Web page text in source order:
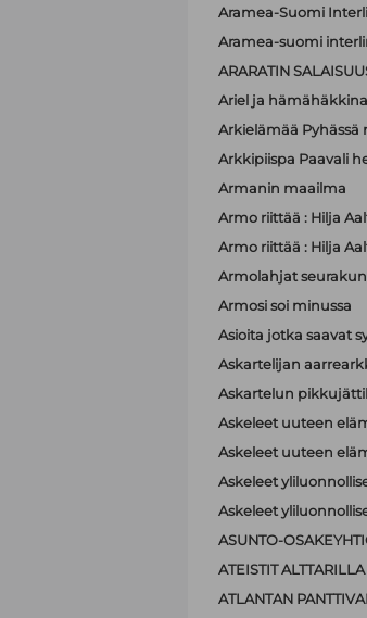
Aramea-Suomi
Aramea-suomi
ARARATIN
Ariel ja
Arkielämää Pyhässä
Arkkipiispa Paavali
Armanin maailma
Armo riittää : Hilja
Armo riittää : Hilja
Armolahjat
Armosi soi minussa
Asioita jotka saavat
Askartelijan
Askartelun
Askeleet uuteen
Askeleet uuteen
Askeleet
Askeleet
ASUNTO-
ATEISTIT
ATLANTAN